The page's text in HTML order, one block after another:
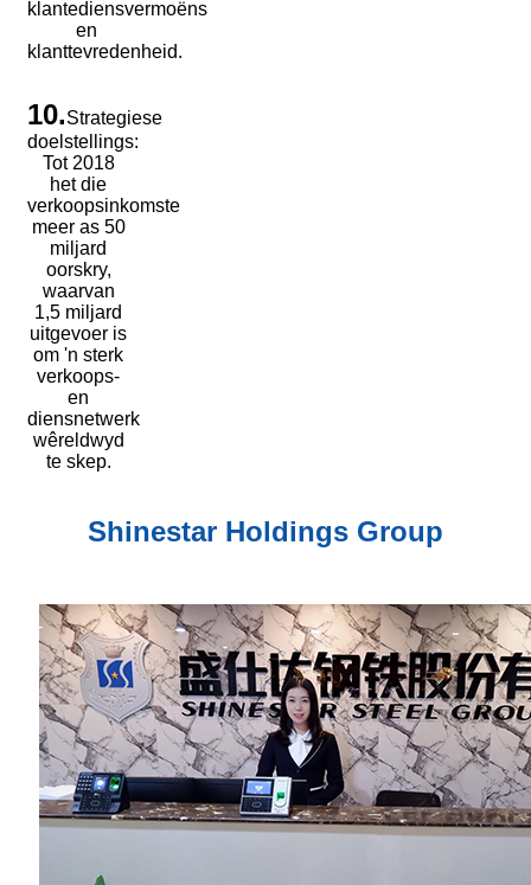
klantediensvermoëns
en
klanttevredenheid.
10.Strategiese
doelstellings:
Tot 2018
het die
verkoopsinkomste
meer as 50
miljard
oorskry,
waarvan
1,5 miljard
uitgevoer is
om 'n sterk
verkoops-
en
diensnetwerk
wêreldwyd
te skep.
Shinestar Holdings Group